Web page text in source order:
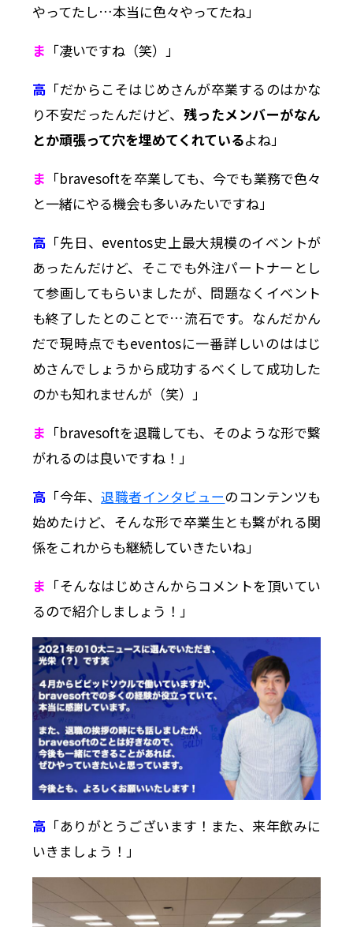
やってたし…本当に色々やってたね」
ま 「凄いですね（笑）」
高 「だからこそはじめさんが卒業するのはかな
り不安だったんだけど、 残ったメンバーがなん
とか頑張って穴を埋めてくれているよね」
ま 「bravesoftを卒業しても、今でも業務で色々
と一緒にやる機会も多いみたいですね」
高 「先日、eventos史上最大規模のイベントが
あったんだけど、そこでも外注パートナーとし
て参画してもらいましたが、問題なくイベント
も終了したとのことで…流石です。なんだかん
だで現時点でもeventosに一番詳しいのははじ
めさんでしょうから成功するべくして成功した
のかも知れませんが（笑）」
ま 「bravesoftを退職しても、そのような形で繋
がれるのは良いですね！」
高 「今年、退職者インタビューのコンテンツも
始めたけど、そんな形で卒業生とも繋がれる関
係をこれからも継続していきたいね」
ま 「そんなはじめさんからコメントを頂いてい
るので紹介しましょう！」
高 「ありがとうございます！また、来年飲みに
いきましょう！」